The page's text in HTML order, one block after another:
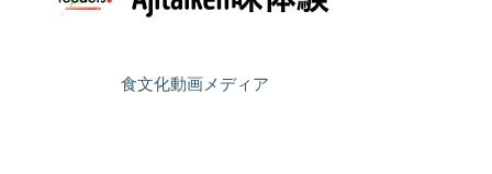
食文化動画メディア